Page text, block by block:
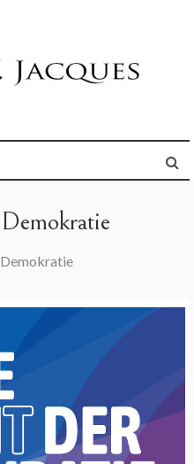
Demokratie
Demokratie